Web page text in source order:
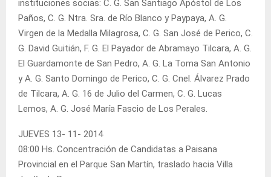
instituciones socias: C. G. San Santiago Apóstol de Los
Paños, C. G. Ntra. Sra. de Río Blanco y Paypaya, A. G.
Virgen de la Medalla Milagrosa, C. G. San José de Perico, C.
G. David Guitián, F. G. El Payador de Abramayo Tilcara, A. G.
El Guardamonte de San Pedro, A. G. La Toma San Antonio
y A. G. Santo Domingo de Perico, C. G. Cnel. Álvarez Prado
de Tilcara, A. G. 16 de Julio del Carmen, C. G. Lucas
Lemos, A. G. José María Fascio de Los Perales.
JUEVES 13- 11- 2014
08:00 Hs. Concentración de Candidatas a Paisana
Provincial en el Parque San Martín, traslado hacia Villa